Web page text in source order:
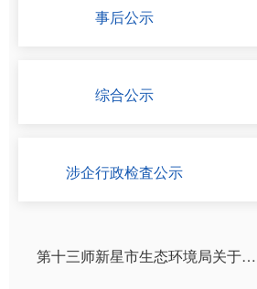
事后公示
综合公示
涉企行政检査公示
第十三师新星市生态环境局关于2026年6月30日建设项目环境影响评价文件受理情况的公示